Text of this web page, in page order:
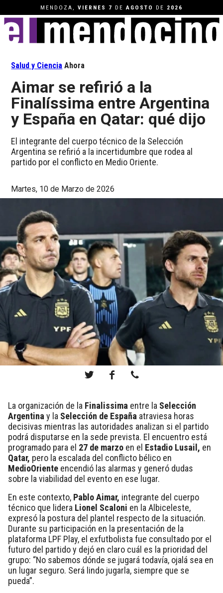
MENDOZA, VIERNES 7 DEAGOSTO DE 2026
Salud y Ciencia Ahora
Aimar se refirió a la
Finalíssima entre Argentina
y España en Qatar: qué dijo
El integrante del cuerpo técnico de la Selección
Argentina se refirió a la incertidumbre que rodea al
partido por el conflicto en Medio Oriente.
Martes, 10 de Marzo de 2026
La organización de la Finalissima entre la Selección
Argentina y la Selección de España atraviesa horas
decisivas mientras las autoridades analizan si el partido
podrá disputarse en la sede prevista. El encuentro está
programado para el 27 de marzo en el Estadio Lusail, en
Qatar, pero la escalada del conflicto bélico en
MedioOriente encendió las alarmas y generó dudas
sobre la viabilidad del evento en ese lugar.
En este contexto, Pablo Aimar, integrante del cuerpo
técnico que lidera Lionel Scaloni en la Albiceleste,
expresó la postura del plantel respecto de la situación.
Durante su participación en la presentación de la
plataforma LPF Play, el exfutbolista fue consultado por el
futuro del partido y dejó en claro cuál es la prioridad del
grupo: “No sabemos dónde se jugará todavía, ojalá sea en
un lugar seguro. Será lindo jugarla, siempre que se
pueda”.